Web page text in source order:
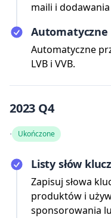
maili i dodawania
Automatyczne
LVB i VVB.
2023 Q4
· Ukończone
Listy słów
Zapisuj słowa
produktów i
sponsorowania